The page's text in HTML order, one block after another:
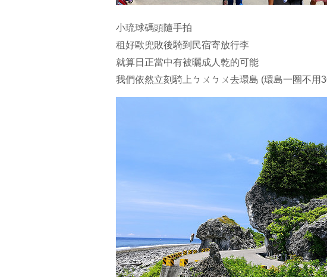
小琉球碼頭隨手拍
租好歐兜敗後騎到民宿寄放行李
就算日正當中有被曬成人乾的可能
我們依然立刻騎上ㄅㄨㄅㄨ去環島 (環島一圈不用